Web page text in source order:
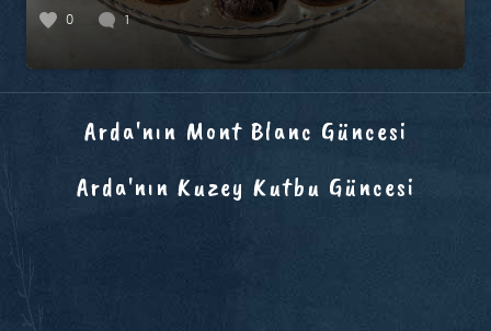
0 1
Arda'nın Mont Blanc Güncesi
Arda'nın Kuzey Kutbu Güncesi